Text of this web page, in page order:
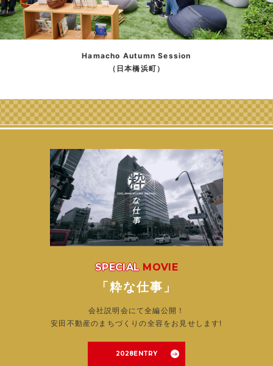
Hamacho Autumn Session
（日本橋浜町）
SPECIAL MOVIE
「粋な仕事」
会社説明会にて全編公開！
安田不動産のまちづくりの全容をお見せします!
2028ENTRY